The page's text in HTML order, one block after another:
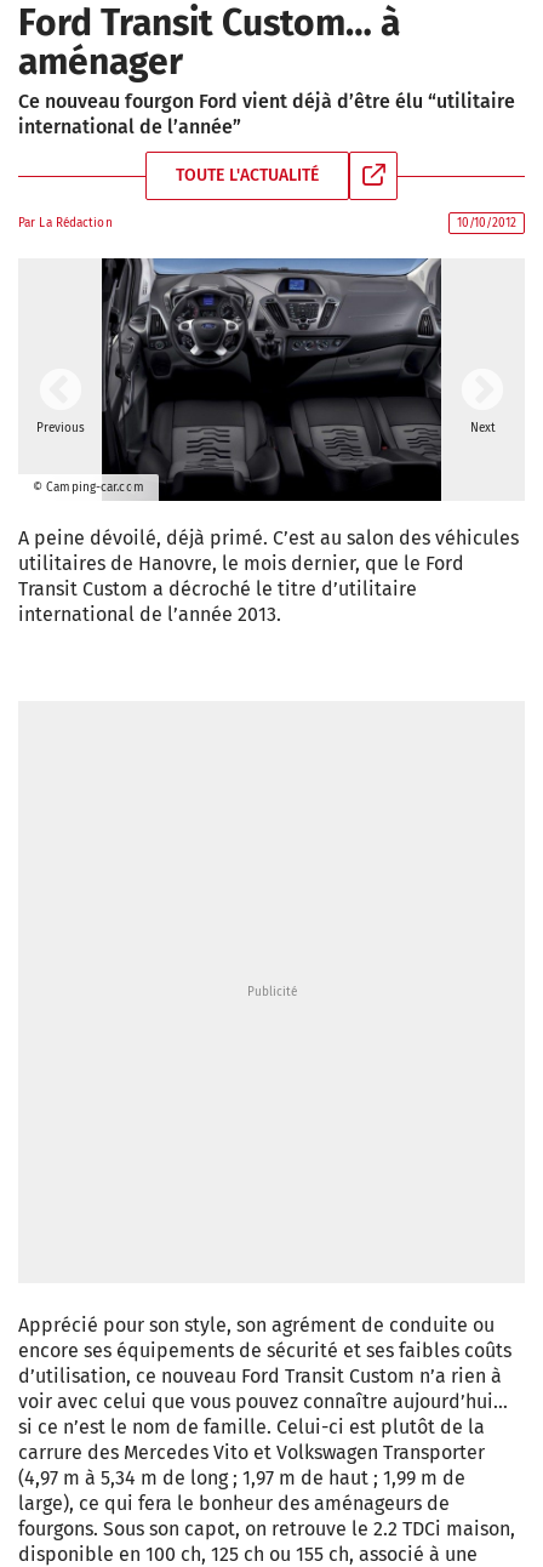
Ford Transit Custom… à
aménager
Ce nouveau fourgon Ford vient déjà d’être élu “utilitaire
international de l’année”
TOUTE L'ACTUALITÉ
Par La Rédaction 10/10/2012
Previous
© Camping-car.com
Next
A peine dévoilé, déjà primé. C’est au salon des véhicules
utilitaires de Hanovre, le mois dernier, que le Ford
Transit Custom a décroché le titre d’utilitaire
international de l’année 2013.
Apprécié pour son style, son agrément de conduite ou
encore ses équipements de sécurité et ses faibles coûts
d’utilisation, ce nouveau Ford Transit Custom n’a rien à
voir avec celui que vous pouvez connaître aujourd’hui…
si ce n’est le nom de famille. Celui-ci est plutôt de la
carrure des Mercedes Vito et Volkswagen Transporter
(4,97 m à 5,34 m de long ; 1,97 m de haut ; 1,99 m de
large), ce qui fera le bonheur des aménageurs de
fourgons. Sous son capot, on retrouve le 2.2 TDCi maison,
disponible en 100 ch, 125 ch ou 155 ch, associé à une